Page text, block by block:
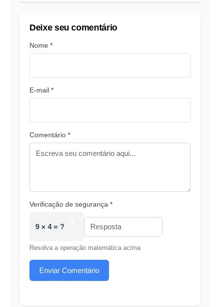
Deixe seu comentário
Nome *
E-mail *
Comentário *
Verificação de segurança *
9 × 4 = ?
Resolva a operação matemática acima
Enviar Comentário